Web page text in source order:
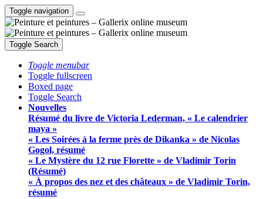
Toggle navigation
Toggle Search
Toggle menubar
Toggle fullscreen
Boxed page
Toggle Search
Nouvelles
Résumé du livre de Victoria Lederman, « Le calendrier
maya »
« Les Soirées à la ferme près de Dikanka » de Nicolas
Gogol, résumé
« Le Mystère du 12 rue Florette » de Vladimir Torin
(Résumé)
« À propos des nez et des châteaux » de Vladimir Torin,
résumé